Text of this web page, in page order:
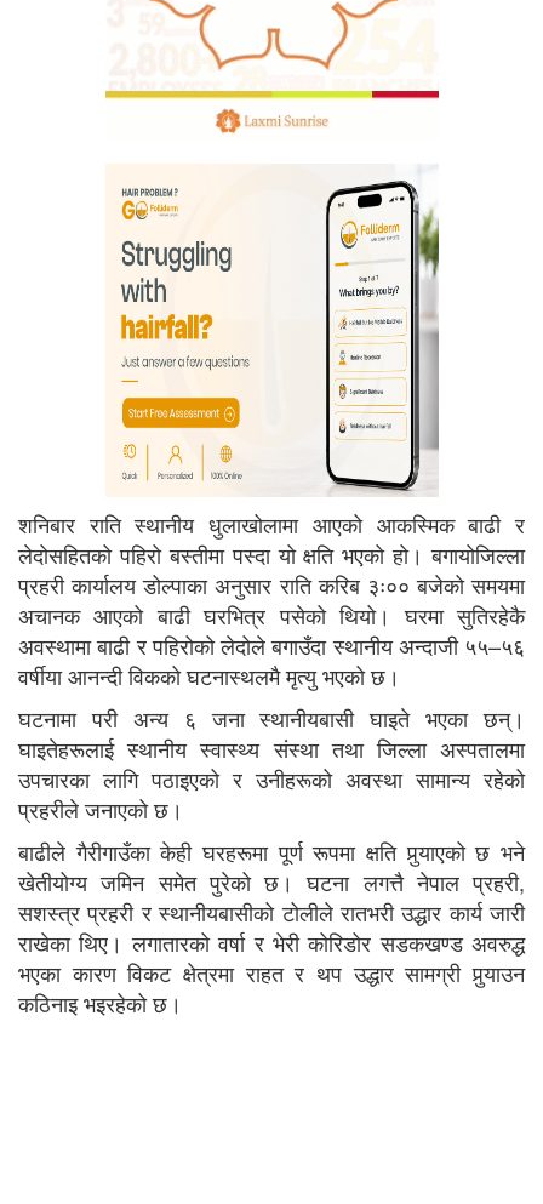
शनिबार राति स्थानीय धुलाखोलामा आएको आकस्मिक बाढी र
लेदोसहितको पहिरो बस्तीमा पस्दा यो क्षति भएको हो। बगायोजिल्ला
प्रहरी कार्यालय डोल्पाका अनुसार राति करिब ३ः०० बजेको समयमा
अचानक आएको बाढी घरभित्र पसेको थियो। घरमा सुतिरहेकै
अवस्थामा बाढी र पहिरोको लेदोले बगाउँदा स्थानीय अन्दाजी ५५–५६
वर्षीया आनन्दी विकको घटनास्थलमै मृत्यु भएको छ।
घटनामा परी अन्य ६ जना स्थानीयबासी घाइते भएका छन्।
घाइतेहरूलाई स्थानीय स्वास्थ्य संस्था तथा जिल्ला अस्पतालमा
उपचारका लागि पठाइएको र उनीहरूको अवस्था सामान्य रहेको
प्रहरीले जनाएको छ।
बाढीले गैरीगाउँका केही घरहरूमा पूर्ण रूपमा क्षति पुर्‍याएको छ भने
खेतीयोग्य जमिन समेत पुरेको छ। घटना लगत्तै नेपाल प्रहरी,
सशस्त्र प्रहरी र स्थानीयबासीको टोलीले रातभरी उद्धार कार्य जारी
राखेका थिए। लगातारको वर्षा र भेरी कोरिडोर सडकखण्ड अवरुद्ध
भएका कारण विकट क्षेत्रमा राहत र थप उद्धार सामग्री पुर्‍याउन
कठिनाइ भइरहेको छ।